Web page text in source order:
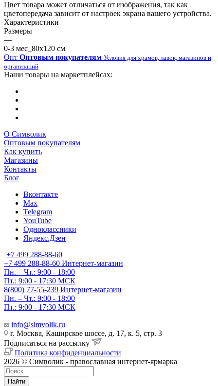
Цвет товара может отличаться от изображения, так как
цветопередача зависит от настроек экрана вашего устройства.
Характеристики
Размеры
—
0-3 мес_80х120 см
Опт Оптовым покупателям Условия для храмов, лавок, магазинов и
организаций
Наши товары на маркетплейсах:
О Символик
Оптовым покупателям
Как купить
Магазины
Контакты
Блог
Вконтакте
Max
Telegram
YouTube
Одноклассники
Яндекс.Дзен
+7 499 288-88-60
+7 499 288-88-60 Интернет-магазин
Пн. – Чт.: 9:00 - 18:00
Пт.: 9:00 - 17:30 МСК
8(800) 77-55-239 Интернет-магазин
Пн. – Чт.: 9:00 - 18:00
Пт.: 9:00 - 17:30 МСК
info@simvolik.ru
г. Москва, Каширское шоссе, д. 17, к. 5, стр. 3
Подписаться на рассылку
Политика конфиденциальности
2026 © Символик - православная интернет-ярмарка
Найти